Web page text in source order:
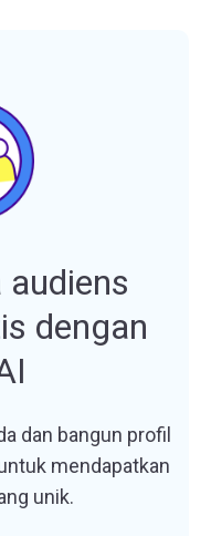
dengan
dan bangun profil
mendapatkan
unik.